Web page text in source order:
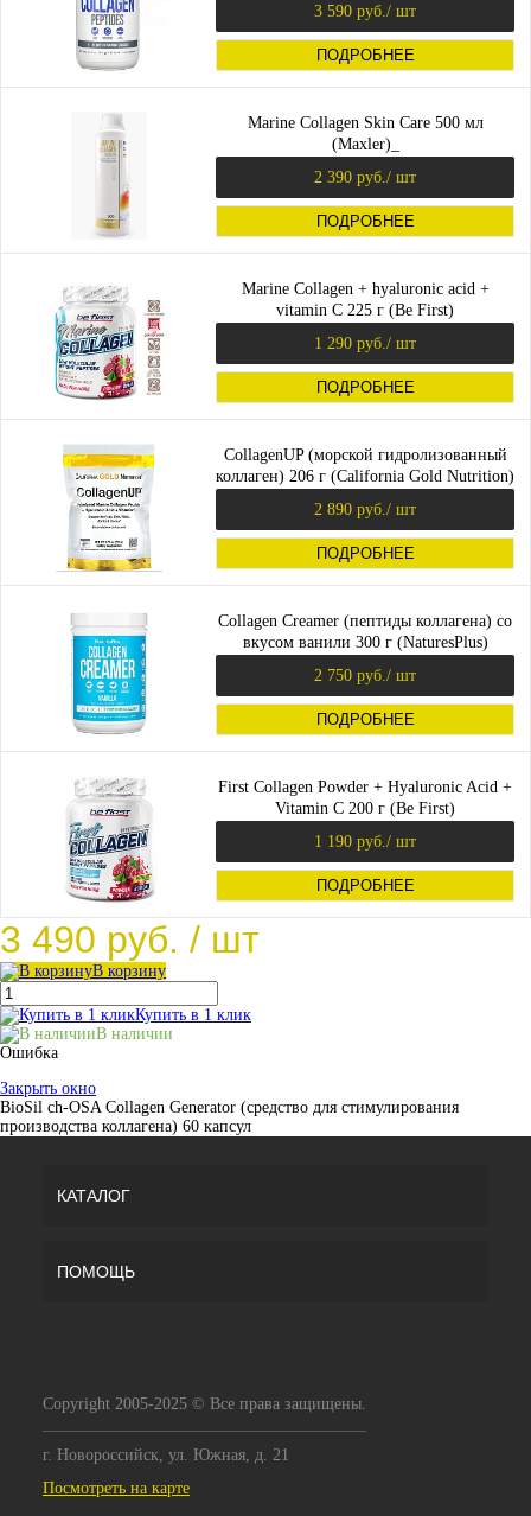
3 590 руб. / шт
ПОДРОБНЕЕ
Marine Collagen Skin Care 500 мл
(Maxler)_
2 390 руб. / шт
ПОДРОБНЕЕ
Marine Collagen + hyaluronic acid +
vitamin C 225 г (Be First)
1 290 руб. / шт
ПОДРОБНЕЕ
CollagenUP (морской гидролизованный
коллаген) 206 г (California Gold Nutrition)
2 890 руб. / шт
ПОДРОБНЕЕ
Collagen Creamer (пептиды коллагена) со
вкусом ванили 300 г (NaturesPlus)
2 750 руб. / шт
ПОДРОБНЕЕ
First Collagen Powder + Hyaluronic Acid +
Vitamin C 200 г (Be First)
1 190 руб. / шт
ПОДРОБНЕЕ
3 490 руб. / шт
В корзину
Купить в 1 клик
В наличии
Ошибка
Закрыть окно
BioSil ch-OSA Collagen Generator (средство для стимулирования
производства коллагена) 60 капсул
КАТАЛОГ
ПОМОЩЬ
Copyright 2005-2025 © Все права защищены.
г. Новороссийск, ул. Южная, д. 21
Посмотреть на карте